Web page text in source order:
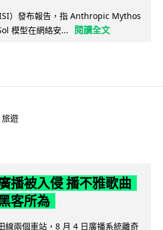
）發布報告，指 Anthropic Mythos
模型在網絡安...
閱讀全文
旅遊
播被入侵 播不雅歌曲
客所為
線兩個車站，8 月 4 日廣播系統離奇